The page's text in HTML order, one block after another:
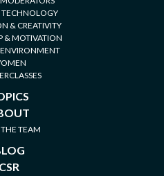
& CREATIVITY
& MOTIVATION
TEAM
CSR